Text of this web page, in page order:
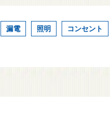
漏電 照明 コンセント